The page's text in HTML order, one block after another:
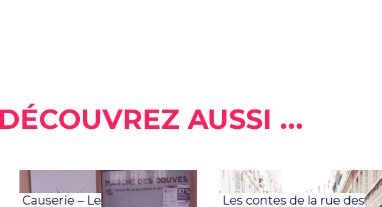
DÉCOUVREZ AUSSI ...
Causerie – Le
Les contes de la rue des